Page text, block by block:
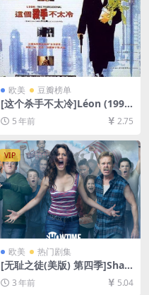
欧美 豆瓣榜单
[这个杀手不太冷]Léon (1994)
133min[百度网盘+迅雷云盘
资源1080P超清未删减][MP4/
8.5GB][中英字幕]
5 年前 2.75
VIP
欧美 热门剧集
[无耻之徒(美版) 第四季]Sha
meless Season 4 (2014)[百
度网盘+夸克网盘1080P超清
3 年前 5.04